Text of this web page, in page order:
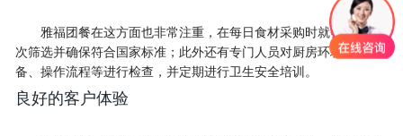
雅福团餐在这方面也非常注重，在每日食材采购时就会经过多
次筛选并确保符合国家标准；此外还有专门人员对厨房环境、设
备、操作流程等进行检查，并定期进行卫生安全培训。
良好的客户体验